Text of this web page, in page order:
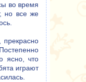
во время
но все же
прекрасно
ясно, что
играют